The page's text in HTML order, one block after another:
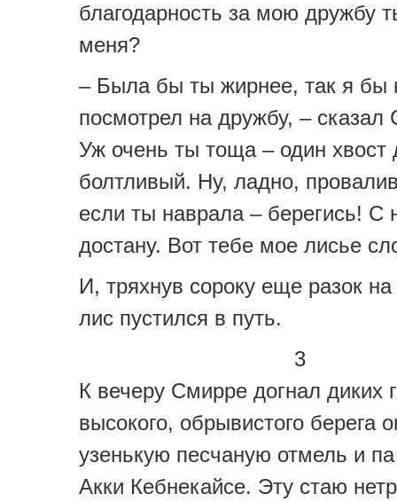
благодарность за мою дружбу
меня?
– Была бы ты жирнее, так я бы
посмотрел на дружбу, – сказал
Уж очень ты тоща – один хвост
болтливый. Ну, ладно,
если ты наврала – берегись! С
достану. Вот тебе мое лисье
И, тряхнув сороку еще разок
лис пустился в путь.
3
К вечеру Смирре догнал диких
высокого, обрывистого берега
узенькую песчаную отмель и
Акки Кебнекайсе. Эту стаю